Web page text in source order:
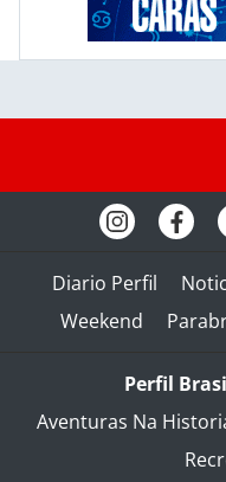
Diario Perfil
Weekend
Perfil
Aventuras Na